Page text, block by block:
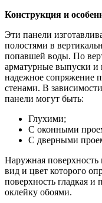
Конструкция и
Эти панели
полостями в
попавшей воды. По
арматурные выпуски и
надежное сопряжение
стенами. В
панели могут быть:
Глухими;
С оконными
С дверными
Наружная поверхность
вид и цвет которого
поверхность гладкая и
оклейку обоями.